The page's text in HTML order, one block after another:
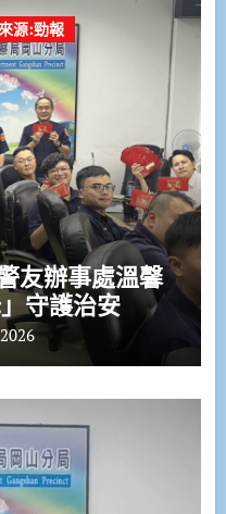
源:勁報
友辦事處溫馨
」守護治安